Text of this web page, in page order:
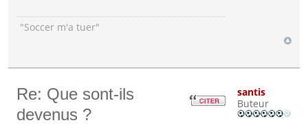
"Soccer m'a tuer"
Re: Que sont-ils
devenus ?
santis
Buteur